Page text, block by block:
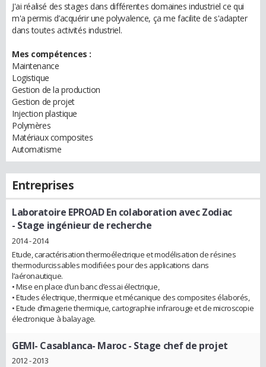
J'ai réalisé des stages dans différentes domaines industriel ce qui
m'a permis d’acquérir une polyvalence, ça me facilite de s'adapter
dans toutes activités industriel.
Mes compétences :
Maintenance
Logistique
Gestion de la production
Gestion de projet
Injection plastique
Polymères
Matériaux composites
Automatisme
Entreprises
Laboratoire EPROAD En colaboration avec Zodiac
- Stage ingénieur de recherche
2014 - 2014
Etude, caractérisation thermoélectrique et modélisation de résines
thermodurcissables modifiées pour des applications dans
l’aéronautique.
• Mise en place d’un banc d’essai électrique,
• Etudes électrique, thermique et mécanique des composites élaborés,
• Etude d’imagerie thermique, cartographie infrarouge et de microscopie
électronique à balayage.
GEMI- Casablanca- Maroc- Stage chef de projet
2012 - 2013